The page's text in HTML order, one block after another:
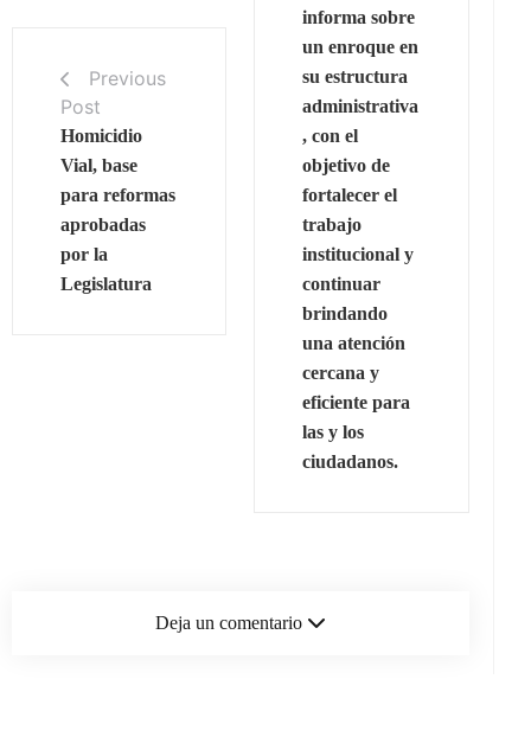
Previous
Post
Homicidio
Vial, base
para reformas
aprobadas
por la
Legislatura
informa sobre
un enroque en
su estructura
administrativa
, con el
objetivo de
fortalecer el
trabajo
institucional y
continuar
brindando
una atención
cercana y
eficiente para
las y los
ciudadanos.
Deja un comentario